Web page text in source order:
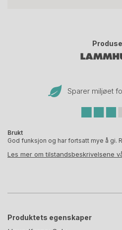
Sparer miljøet
Brukt
God funksjon og har fortsatt mye å gi.
Les mer om tilstandsbeskrivelsene
Produktets egenskaper